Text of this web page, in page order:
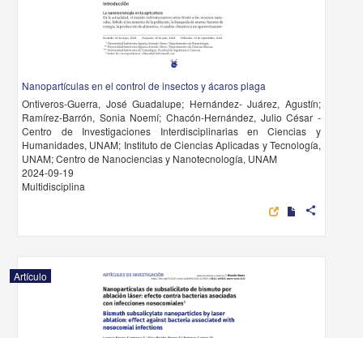
Nanopartículas en el control de insectos y ácaros plaga
Ontiveros-Guerra, José Guadalupe; Hernández- Juárez, Agustín;
Ramírez-Barrón, Sonia Noemí; Chacón-Hernández, Julio César -
Centro de Investigaciones Interdisciplinarias en Ciencias y
Humanidades, UNAM; Instituto de Ciencias Aplicadas y Tecnología,
UNAM; Centro de Nanociencias y Nanotecnología, UNAM
2024-09-19
Multidisciplina
share
Artículo